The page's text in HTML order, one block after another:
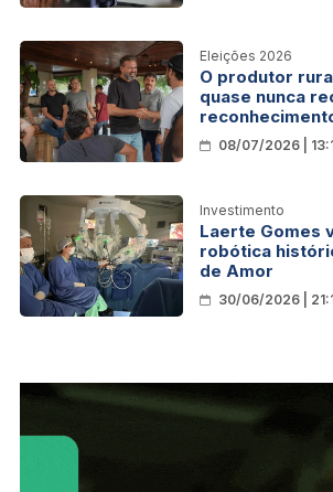
Eleições 2026
O produtor
quase nunca
Bolsonaro
doações ao
08/07/2026 |
Investimento
Laerte Gomes
robótica
de Amor
30/06/2026 |